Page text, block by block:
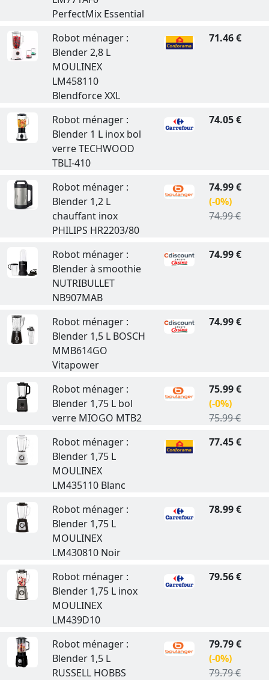
PerfectMix Essential
Robot ménager :
Blender 2,8 L
MOULINEX
LM458110
Blendforce XXL
71.46 €
Robot ménager :
Blender 1 L inox bol
verre TECHWOOD
TBLI-410
74.05 €
Robot ménager :
Blender 1,2 L
chauffant inox
PHILIPS HR2203/80
74.99 €
(-0%)
74.99 €
Robot ménager :
Blender à smoothie
NUTRIBULLET
NB907MAB
74.99 €
Robot ménager :
Blender 1,5 L BOSCH
MMB614GO
Vitapower
74.99 €
Robot ménager :
Blender 1,75 L bol
verre MIOGO MTB2
75.99 €
(-0%)
75.99 €
Robot ménager :
Blender 1,75 L
MOULINEX
LM435110 Blanc
77.45 €
Robot ménager :
Blender 1,75 L
MOULINEX
LM430810 Noir
78.99 €
Robot ménager :
Blender 1,75 L inox
MOULINEX
LM439D10
79.56 €
Robot ménager :
Blender 1,5 L
RUSSELL HOBBS
79.79 €
(-0%)
79.79 €